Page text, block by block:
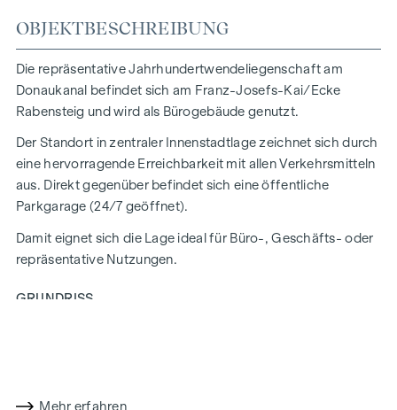
OBJEKTBESCHREIBUNG
Die repräsentative Jahrhundertwendeliegenschaft am
Donaukanal befindet sich am Franz-Josefs-Kai/Ecke
Rabensteig und wird als Bürogebäude genutzt.
Der Standort in zentraler Innenstadtlage zeichnet sich durch
eine hervorragende Erreichbarkeit mit allen Verkehrsmitteln
aus. Direkt gegenüber befindet sich eine öffentliche
Parkgarage (24/7 geöffnet).
Damit eignet sich die Lage ideal für Büro-, Geschäfts- oder
repräsentative Nutzungen.
GRUNDRISS
Mehr erfahren